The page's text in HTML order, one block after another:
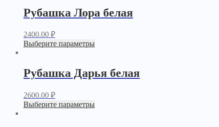
Рубашка Лора белая
2400.00 ₽
Выберите параметры
Рубашка Дарья белая
2600.00 ₽
Выберите параметры